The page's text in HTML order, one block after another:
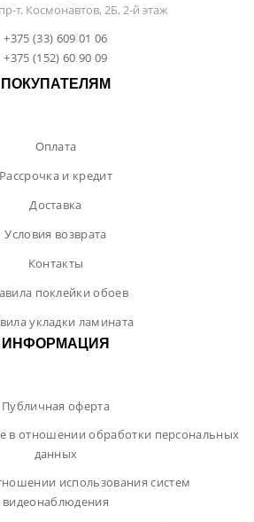
т. Космонавтов, 2Б, 2-й этаж
+375 (33) 609 01 06
+375 (152) 60 90 09
ПОКУПАТЕЛЯМ
Оплата
Рассрочка и кредит
Доставка
Условия возврата
Контакты
поклейки обоев
укладки ламината
ИНФОРМАЦИЯ
Публичная оферта
в отношении обработки персональных
данных
использования систем
видеонаблюдения